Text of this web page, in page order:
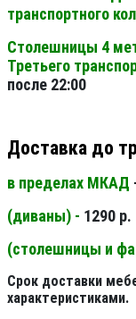
транспортного
Столешницы 4
Третьего
после 22:00
Доставка до
в пределах МКАД
(диваны) - 1290
(столешницы и
Срок доставки
характеристиками.